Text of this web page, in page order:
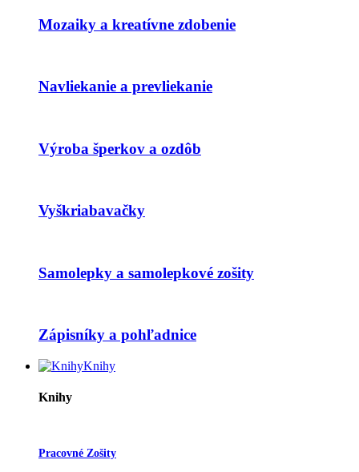
Mozaiky a kreatívne zdobenie
Navliekanie a prevliekanie
Výroba šperkov a ozdôb
Vyškriabavačky
Samolepky a samolepkové zošity
Zápisníky a pohľadnice
Knihy
Knihy
Pracovné Zošity